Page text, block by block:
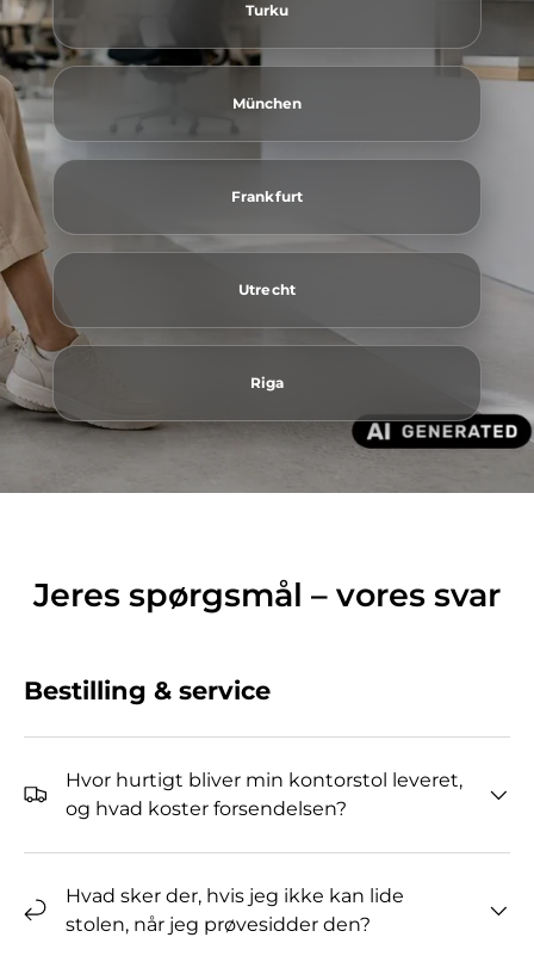
Turku
München
Frankfurt
Utrecht
Riga
Jeres spørgsmål – vores svar
Bestilling & service
Hvor hurtigt bliver min kontorstol leveret,
og hvad koster forsendelsen?
Hvad sker der, hvis jeg ikke kan lide
stolen, når jeg prøvesidder den?